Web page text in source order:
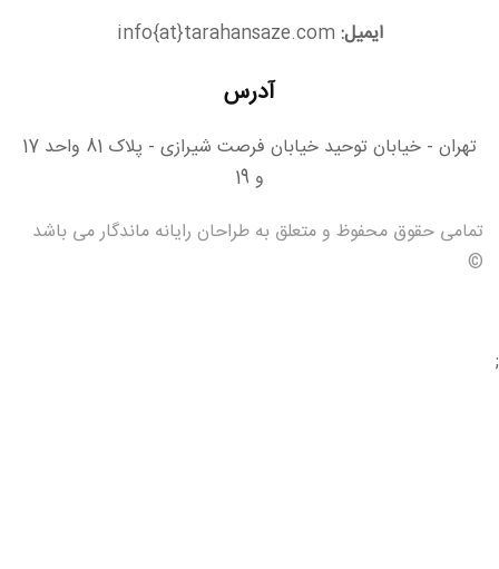
ایمیل:info{at}tarahansaze.com
آدرس
تهران - خیابان توحید خیابان فرصت شیرازی - پلاک 81 واحد 17
تمامی حقوق محفوظ و متعلق به طراحان رایانه ماندگار می باشد